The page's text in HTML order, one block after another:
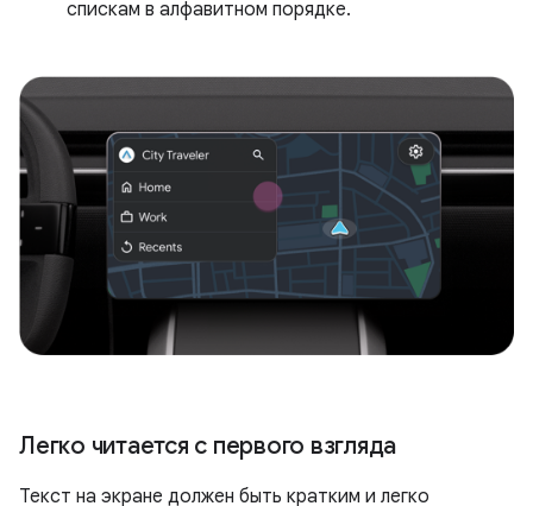
спискам в алфавитном порядке.
Легко читается с первого взгляда
Текст на экране должен быть кратким и легко